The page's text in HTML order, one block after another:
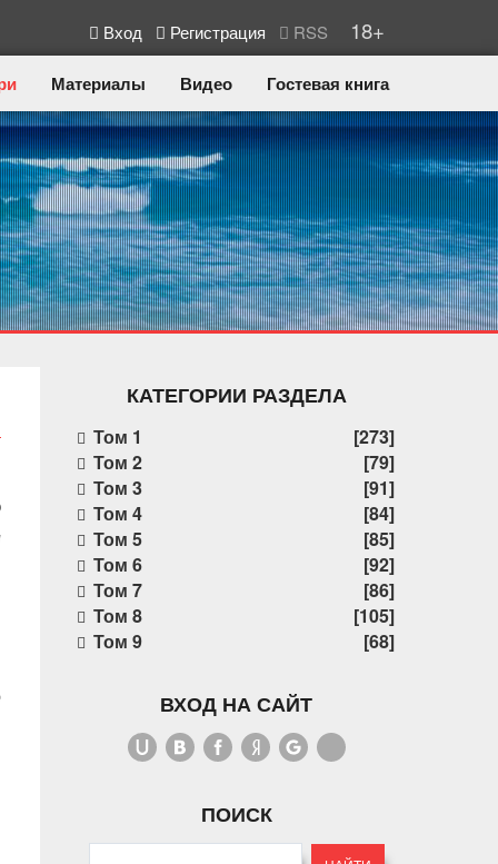
Вход Регистрация RSS 18+
Материалы Видео Гостевая книга
КАТЕГОРИИ РАЗДЕЛА
Том 1
[273]
Том 2
[79]
Том 3
[91]
Том 4
[84]
Том 5
[85]
Том 6
[92]
Том 7
[86]
Том 8
[105]
Том 9
[68]
ВХОД НА САЙТ
ПОИСК